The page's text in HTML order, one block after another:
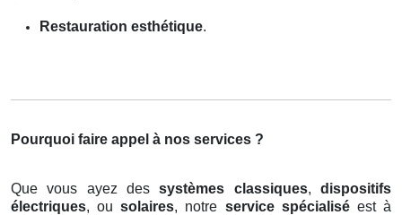
Restauration esthétique.
Pourquoi faire appel à nos services ?
Que vous ayez dessystèmes classiques,dispositifs
électriques, ousolaires, notre service spécialiséest à